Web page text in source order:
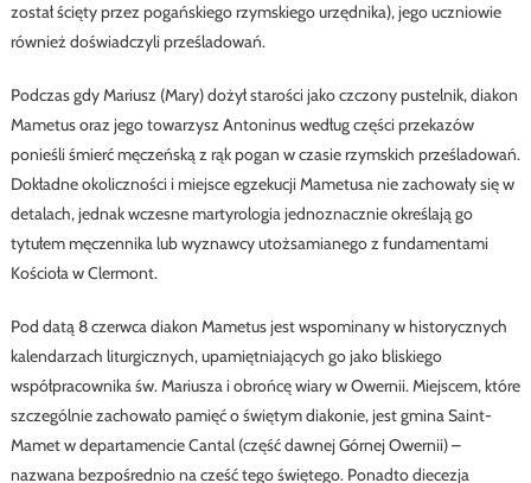
został ścięty przez pogańskiego rzymskiego urzędnika), jego uczniowie
również doświadczyli prześladowań.
Podczas gdy Mariusz (Mary) dożył starości jako czczony pustelnik, diakon
Mametus oraz jego towarzysz Antoninus według części przekazów
ponieśli śmierć męczeńską z rąk pogan w czasie rzymskich prześladowań.
Dokładne okoliczności i miejsce egzekucji Mametusa nie zachowały się w
detalach, jednak wczesne martyrologia jednoznacznie określają go
tytułem męczennika lub wyznawcy utożsamianego z fundamentami
Kościoła w Clermont.
Pod datą 8 czerwca diakon Mametus jest wspominany w historycznych
kalendarzach liturgicznych, upamiętniających go jako bliskiego
współpracownika św. Mariusza i obrońcę wiary w Owernii. Miejscem, które
szczególnie zachowało pamięć o świętym diakonie, jest gmina Saint-
Mamet w departamencie Cantal (część dawnej Górnej Owernii) –
nazwana bezpośrednio na cześć tego świętego. Ponadto diecezja